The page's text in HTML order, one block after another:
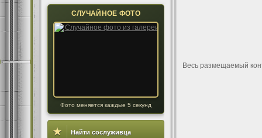
СЛУЧАЙНОЕ ФОТО
Фото меняется каждые 5 секунд
★ Найти сослуживца
Весь размещаемый